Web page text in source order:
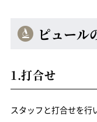
ピュール
1.打合せ
スタッフと打合せを行